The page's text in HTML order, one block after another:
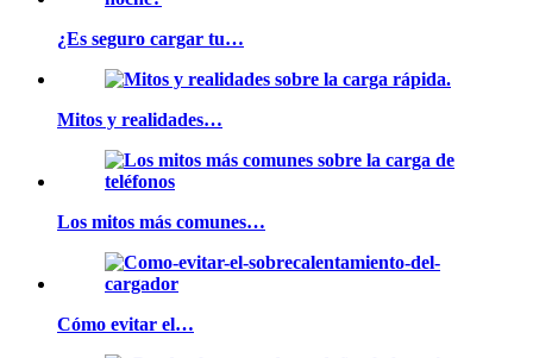
¿Es seguro cargar tu…
Mitos y realidades…
Los mitos más comunes…
Cómo evitar el…